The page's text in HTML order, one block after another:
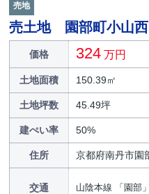
売地
売土地 園部町小山西
価格 324 万円
土地面積 150.39㎡
土地坪数 45.49坪
建ぺい率 50%
住所 京都府南丹市園
交通 山陰本線 「園部